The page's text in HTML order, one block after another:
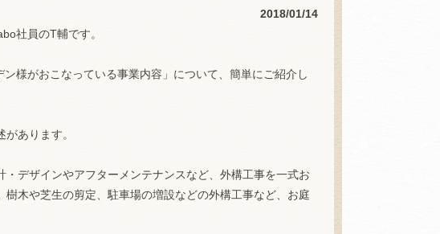
2018/01/14
社員のT輔です。
様がおこなっている事業内容」について、簡単にご紹介し
あります。
・デザインやアフターメンテナンスなど、外構工事を一式お
木や芝生の剪定、駐車場の増設などの外構工事など、お庭